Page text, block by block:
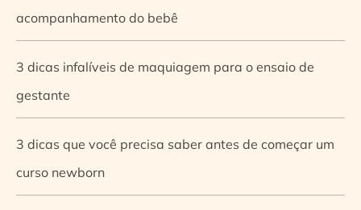
acompanhamento do bebê
3 dicas infalíveis de maquiagem para o ensaio de
gestante
3 dicas que você precisa saber antes de começar um
curso newborn